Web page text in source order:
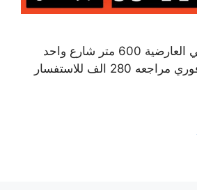
للبيع بيت حكومي في العارضية 600 متر شارع واحد
ملبس حجر تسليم فوري مراجعه 280 الف للاستفسار